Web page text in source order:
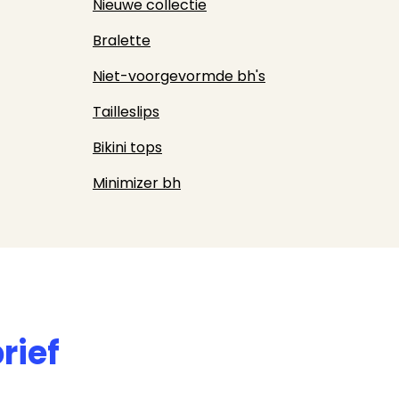
Nieuwe collectie
Bralette
Niet-voorgevormde bh's
Tailleslips
Bikini tops
Minimizer bh